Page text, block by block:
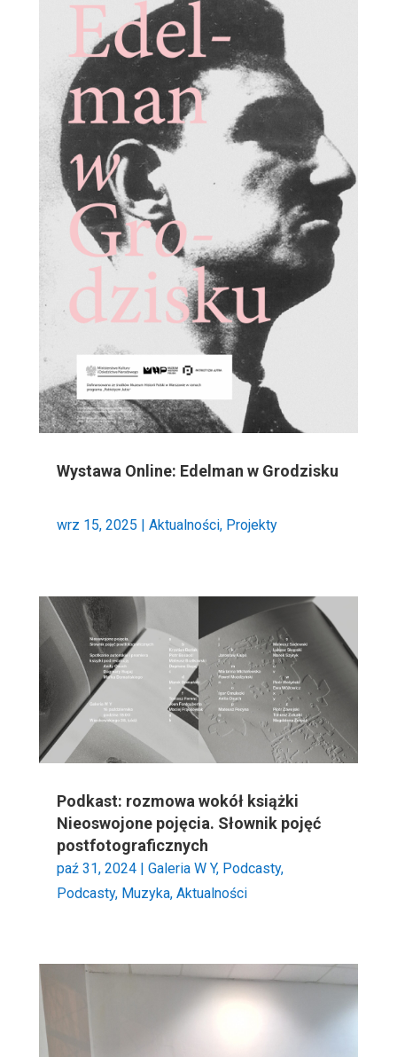
Wystawa Online: Edelman w Grodzisku
wrz 15, 2025 Aktualności, Projekty
Podkast: rozmowa wokół książki
Nieoswojone pojęcia. Słownik pojęć
postfotograficznych
paź 31, 2024| Galeria W Y, Podcasty,
Podcasty, Muzyka, Aktualności